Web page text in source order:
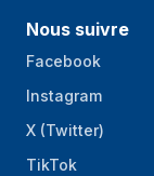
Nous suivre
Facebook
Instagram
X (Twitter)
TikTok